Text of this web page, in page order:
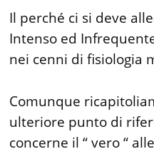
Il perché ci si deve
Intenso ed
nei cenni di fisiologia
Comunque
ulteriore punto di
concerne il “ vero “